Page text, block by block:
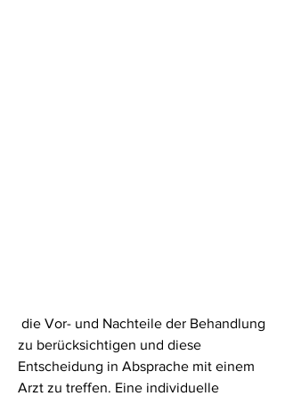
zu berücksichtigen und diese
Entscheidung in Absprache mit einem
Arzt zu treffen. Eine individuelle